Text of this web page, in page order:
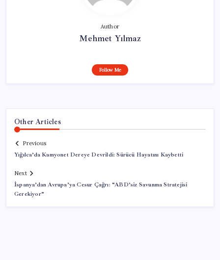
Author
Mehmet Yılmaz
Follow Me
Other Articles
Previous
Yığılca’da Kamyonet Dereye Devrildi: Sürücü Hayatını Kaybetti
Next
İspanya’dan Avrupa’ya Cesur Çağrı: “ABD’siz Savunma Stratejisi
Gerekiyor”